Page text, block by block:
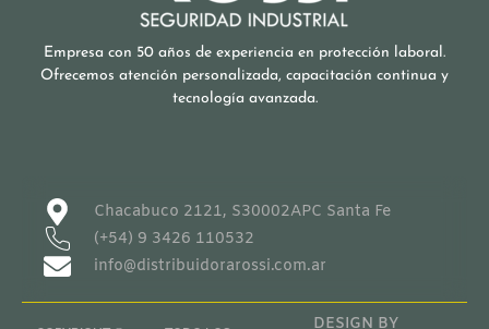
Empresa con 50 años de experiencia en protección laboral.
Ofrecemos atención personalizada, capacitación continua y
tecnología avanzada.
Chacabuco 2121, S30002APC Santa Fe
(+54) 9 3426 110532
info@distribuidorarossi.com.ar
DESIGN BY